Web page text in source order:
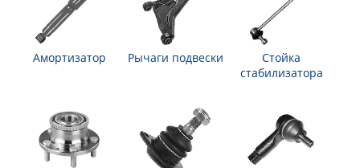
Амортизатор Рычаги подвески
Стойка
стабилизатора